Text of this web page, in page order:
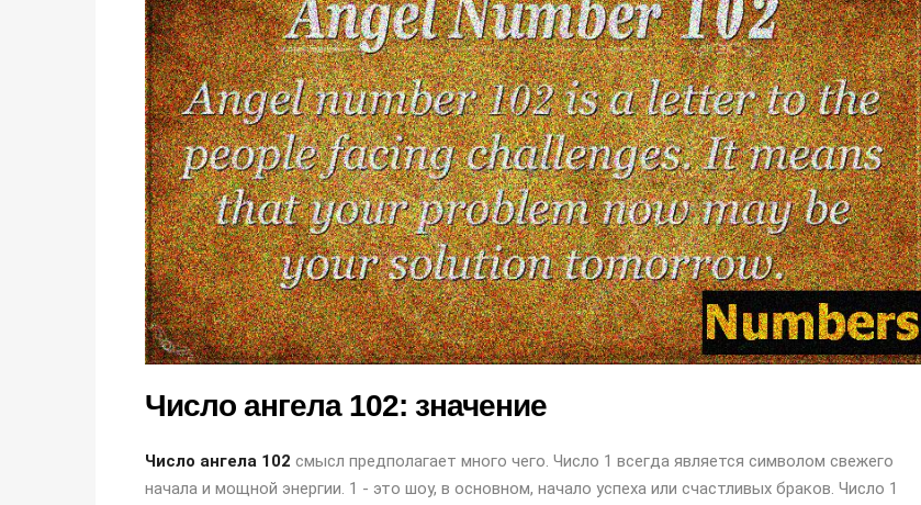
Число ангела 102: значение
Число ангела 102 смысл предполагает много чего. Число 1 всегда является символом свежего
начала и мощной энергии. 1 - это шоу, в основном, начало успеха или счастливых браков. Число 1